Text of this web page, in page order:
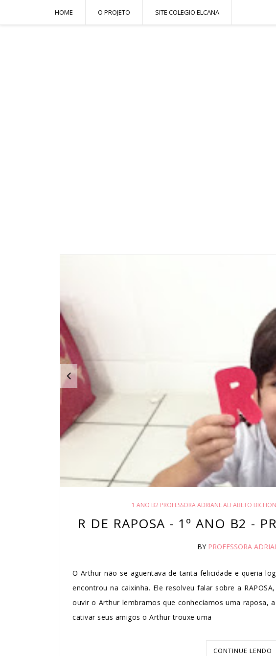
HOME O PROJETO SITE COLEGIO ELCANA
1 ANO B2 PROFESSORA ADRIANE ALFABETO
R DE RAPOSA - 1º ANO B2 -
BY PROFESSORA
O Arthur não se aguentava de tanta felicidade e queria
encontrou na caixinha. Ele resolveu falar sobre a
ouvir o Arthur lembramos que conhecíamos uma raposa,
cativar seus amigos o Arthur trouxe uma
CONTINUE LENDO